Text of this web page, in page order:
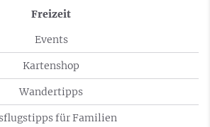
Freizeit
Events
Kartenshop
Wandertipps
für Familien